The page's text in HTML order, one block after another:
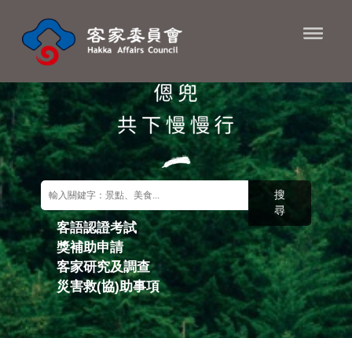
關鍵字搜尋
客語認證考試
獎補助申請
客家研究及調查
災害救(協)助事項
搜
尋